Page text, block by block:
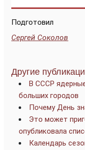
Подготовил
Сергей Соколов
Другие
В СССР
больших городов
Почему День
Это может
опубликовала
Календарь